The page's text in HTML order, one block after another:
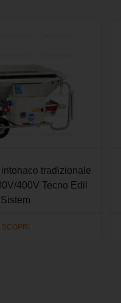
tradizionale
400V Tecno Edil
Sistem
SCOPRI